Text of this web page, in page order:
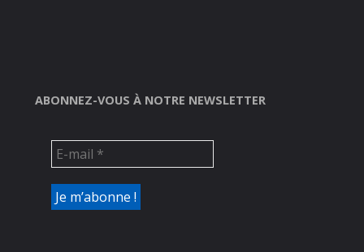
ABONNEZ-VOUS À NOTRE NEWSLETTER